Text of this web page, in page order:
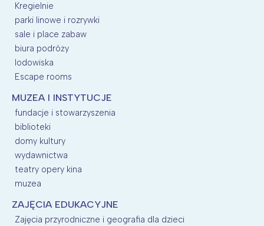
Kregielnie
parki linowe i rozrywki
sale i place zabaw
biura podróży
lodowiska
Escape rooms
MUZEA I INSTYTUCJE
fundacje i stowarzyszenia
biblioteki
domy kultury
wydawnictwa
teatry opery kina
muzea
ZAJĘCIA EDUKACYJNE
Zajęcia przyrodniczne i geografia dla dzieci